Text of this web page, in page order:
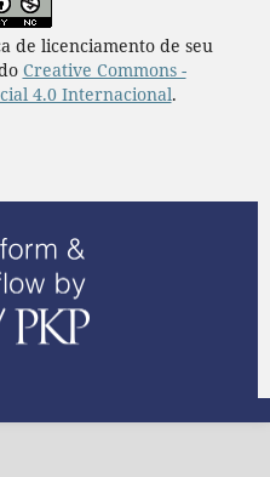
de licenciamento de seu
Creative Commons -
4.0 Internacional.